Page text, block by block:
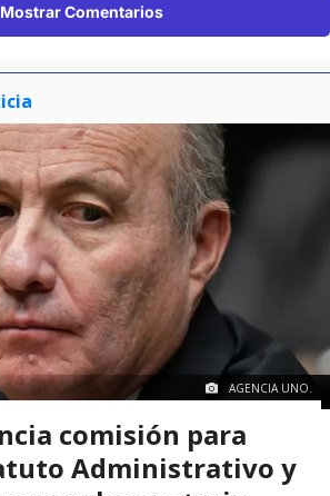
Mostrar Comentarios
AGENCIA UNO.
comisión para
Administrativo y